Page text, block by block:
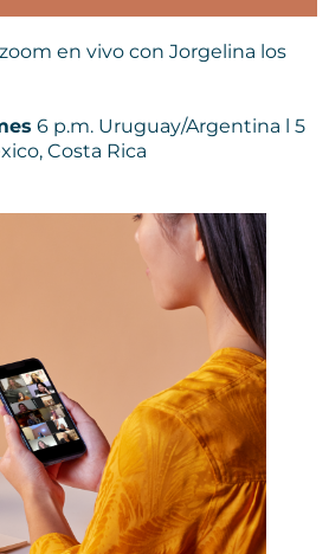
en vivo con Jorgelina los
6 p.m. Uruguay/Argentina l 5
Costa Rica